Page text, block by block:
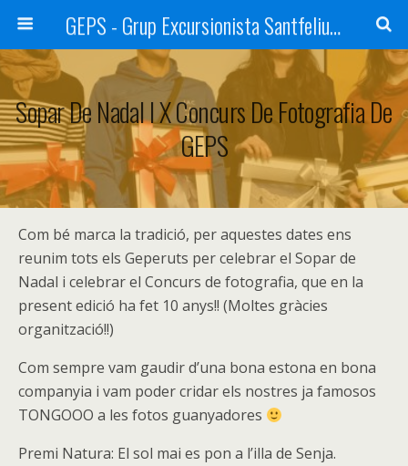
GEPS - Grup Excursionista Santfeliuenc
Sopar De Nadal I X Concurs De Fotografia De
GEPS
Com bé marca la tradició, per aquestes dates ens
reunim tots els Geperuts per celebrar el Sopar de
Nadal i celebrar el Concurs de fotografia, que en la
present edició ha fet 10 anys!! (Moltes gràcies
organització!!)
Com sempre vam gaudir d’una bona estona en bona
companyia i vam poder cridar els nostres ja famosos
TONGOOO a les fotos guanyadores
Premi Natura: El sol mai es pon a l’illa de Senja.